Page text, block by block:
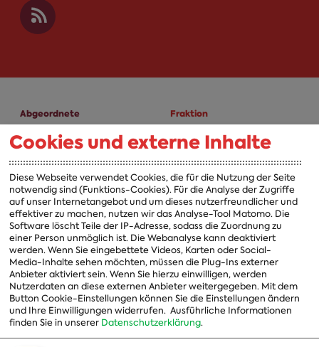
Abgeordnete
A-Z
Fraktion
Fraktion
Vorsitzender
Vorstand
Arbeitsgruppen
Ausschussvorsitzende
Beauftragte
Landesgruppen
Organisation
Cookies und externe Inhalte
Diese Webseite verwendet Cookies, die für die Nutzung der Seite
notwendig sind (Funktions-Cookies). Für die Analyse der Zugriffe
auf unser Internetangebot und um dieses nutzerfreundlicher und
effektiver zu machen, nutzen wir das Analyse-Tool Matomo. Die
Software löscht Teile der IP-Adresse, sodass die Zuordnung zu
einer Person unmöglich ist. Die Webanalyse kann deaktiviert
werden. Wenn Sie eingebettete Videos, Karten oder Social-
Media-Inhalte sehen möchten, müssen die Plug-Ins externer
Anbieter aktiviert sein. Wenn Sie hierzu einwilligen, werden
Nutzerdaten an diese externen Anbieter weitergegeben. Mit dem
Button Cookie-Einstellungen können Sie die Einstellungen ändern
und Ihre Einwilligungen widerrufen. Ausführliche Informationen
finden Sie in unserer Datenschutzerklärung.